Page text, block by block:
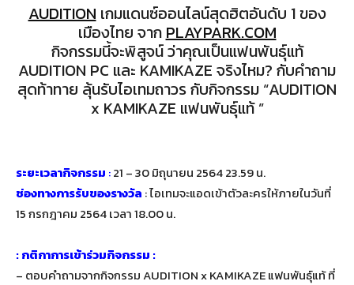
AUDITION เกมแดนซ์ออนไลน์สุดฮิตอันดับ 1 ของ
เมืองไทย จาก PLAYPARK.COM
กิจกรรมนี้จะพิสูจน์ ว่าคุณเป็นแฟนพันธุ์แท้
AUDITION PC และ KAMIKAZE จริงไหม? กับคำถาม
สุดท้าทาย ลุ้นรับไอเทมถาวร กับกิจกรรม “AUDITION
x KAMIKAZE แฟนพันธุ์แท้ ”
ระยะเวลากิจกรรม :21 – 30 มิถุนายน 2564 23.59 น.
ช่องทางการรับของรางวัล : ไอเทมจะแอดเข้าตัวละครให้ภายในวันที่
15 กรกฎาคม 2564 เวลา 18.00 น.
: กติกาการเข้าร่วมกิจกรรม :
– ตอบคำถามจากกิจกรรม AUDITION x KAMIKAZE แฟนพันธุ์แท้ ที่